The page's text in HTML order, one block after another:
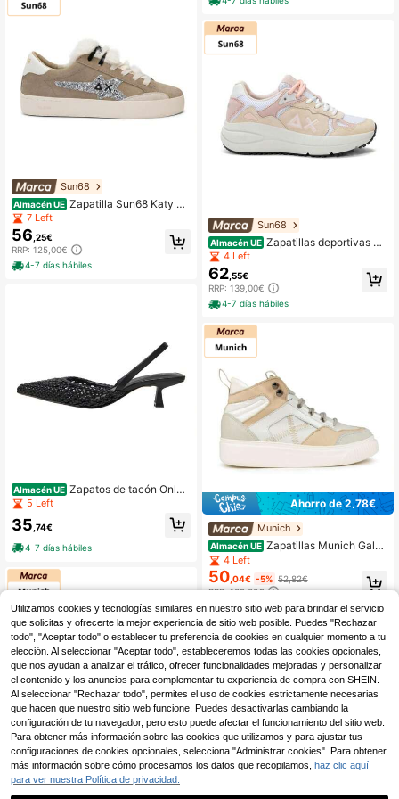
Sun68
Almacén UE Zapatilla Sun68 Katy Wi
nter beige logo glitter para mujer
7 Left
56 ,25€
RRP: 125,00€
4-7 días hábiles
Almacén UE Zapatos de tacón Only
Coco negros de punta para mujer
5 Left
35 ,74€
4-7 días hábiles
Ahorro de 4,31€
Munich
Zapatiilas deportivas M
Sun68
Almacén UE Zapatillas deportivas Su
n68 venus Suede beige para mujer
4 Left
62 ,55€
RRP: 139,00€
4-7 días hábiles
Ahorro de 2,78€
Munich
Almacén UE Zapatillas Munich Gala
02 beige y blanco de botín para muj
er
4 Left
50 ,04€ -5% 52,82€
RRP: 139,00€
4-7 días hábiles
Utilizamos cookies y tecnologías similares en nuestro sitio web para brindar el servicio
que solicitas y ofrecerte la mejor experiencia de sitio web posible. Puedes "Rechazar
todo", "Aceptar todo" o establecer tu preferencia de cookies en cualquier momento a tu
elección. Al seleccionar "Aceptar todo", estableceremos todas las cookies opcionales,
que nos ayudan a analizar el tráfico, ofrecer funcionalidades mejoradas y personalizar
el contenido y los anuncios para complementar tu experiencia de compra con SHEIN.
Al seleccionar "Rechazar todo", permites el uso de cookies estrictamente necesarias
que hacen que nuestro sitio web funcione. Puedes desactivarlas cambiando la
configuración de tu navegador, pero esto puede afectar el funcionamiento del sitio web.
Para obtener más información sobre las cookies que utilizamos y para ajustar tus
configuraciones de cookies opcionales, selecciona "Administrar cookies". Para obtener
más información sobre cómo procesamos los datos que recopilamos, haz clic aquí
para ver nuestra Política de privacidad.